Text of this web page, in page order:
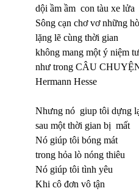
dội ầm ầm con tàu xe lửa
Sông cạn chơ vơ những
lặng lẽ cùng thời gian
không mang một ý niệm
như trong CÂU
Hermann Hesse
Nhưng nó giup tôi dựng
sau một thời gian bị mất
Nó giúp tôi bóng mát
trong hỏa lò nóng thiêu
Nó giúp tôi tình yêu
Khi cô đơn vô tận